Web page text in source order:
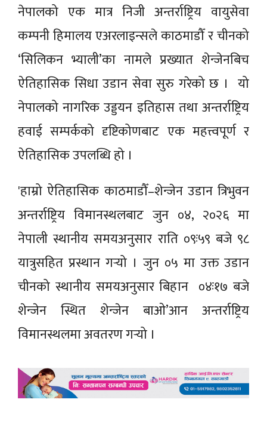
नेपालको एक मात्र निजी अन्तर्राष्ट्रिय वायुसेवा
कम्पनी हिमालय एअरलाइन्सले काठमाडौँ र चीनको
‘सिलिकन भ्याली’का नामले प्रख्यात शेन्जेनबिच
ऐतिहासिक सिधा उडान सेवा सुरु गरेको छ । यो
नेपालको नागरिक उड्डयन इतिहास तथा अन्तर्राष्ट्रिय
हवाई सम्पर्कको दृष्टिकोणबाट एक महत्त्वपूर्ण र
ऐतिहासिक उपलब्धि हो ।
'हाम्रो ऐतिहासिक काठमाडौँ–शेन्जेन उडान त्रिभुवन
अन्तर्राष्ट्रिय विमानस्थलबाट जुन ०४, २०२६ मा
नेपाली स्थानीय समयअनुसार राति ०९ः५९ बजे ९८
यात्रुसहित प्रस्थान गर्‍यो । जुन ०५ मा उक्त उडान
चीनको स्थानीय समयअनुसार बिहान ०४ः१७ बजे
शेन्जेन स्थित शेन्जेन बाओ’आन अन्तर्राष्ट्रिय
विमानस्थलमा अवतरण गर्‍यो ।